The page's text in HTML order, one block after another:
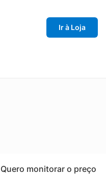
Ir à Loja
Quero monitorar o preço